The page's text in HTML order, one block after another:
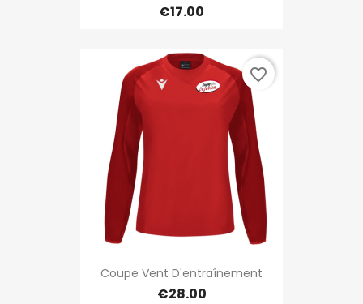
€17.00
Coupe Vent D'entraînement
€28.00
favorite_border